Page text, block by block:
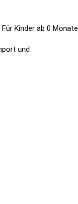
Für Kinder ab 0 Monate